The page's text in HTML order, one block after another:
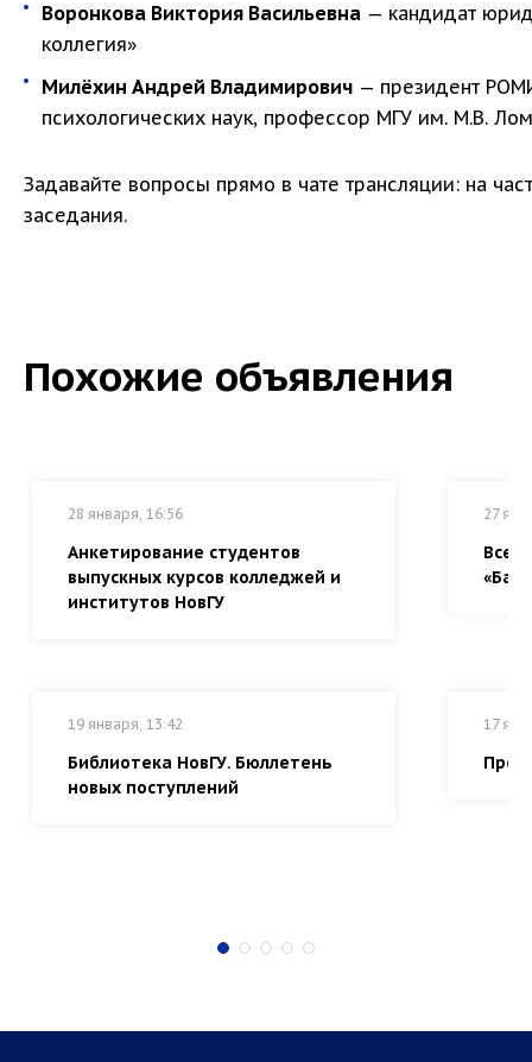
Воронкова Виктория Васильевна — кандидат
коллегия»
Милёхин Андрей Владимирович — президент
психологических наук, профессор МГУ им. М.В.
Задавайте вопросы прямо в чате трансляции: на
заседания.
Похожие объявления
28 января, 16:56
Анкетирование студентов
выпускных курсов колледжей и
институтов НовГУ
27
19 января, 13:42
Библиотека НовГУ. Бюллетень
новых поступлений
17